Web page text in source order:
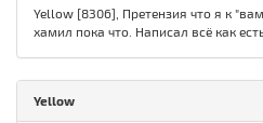
Yellow [8306], Претензия что я к
хамил пока что. Написал всё как
Yellow